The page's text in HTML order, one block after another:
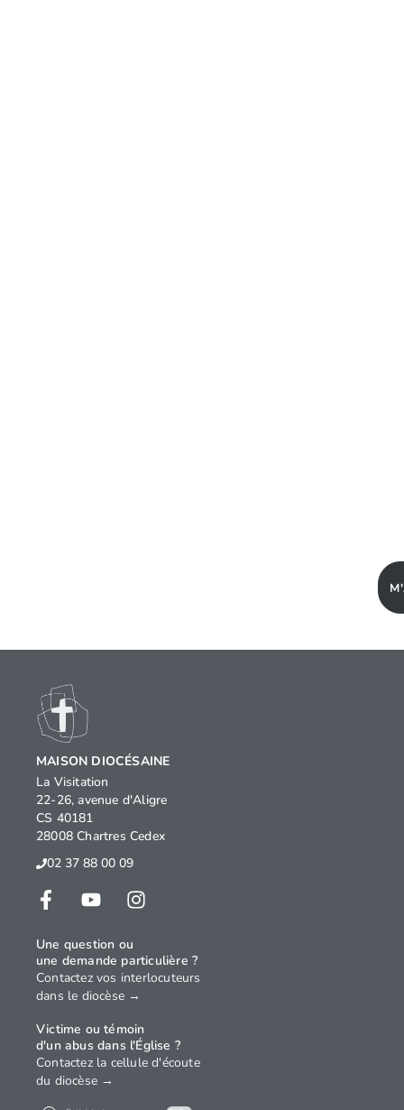
MAISON DIOCÉSAINE
La Visitation
22-26, avenue d'Aligre
CS 40181
28008 Chartres Cedex
02 37 88 00 09
Une question ou
une demande particulière ?
Contactez vos interlocuteurs
dans le diocèse →
Victime ou témoin
d'un abus dans l'Église ?
Contactez la cellule d'écoute
du diocèse →